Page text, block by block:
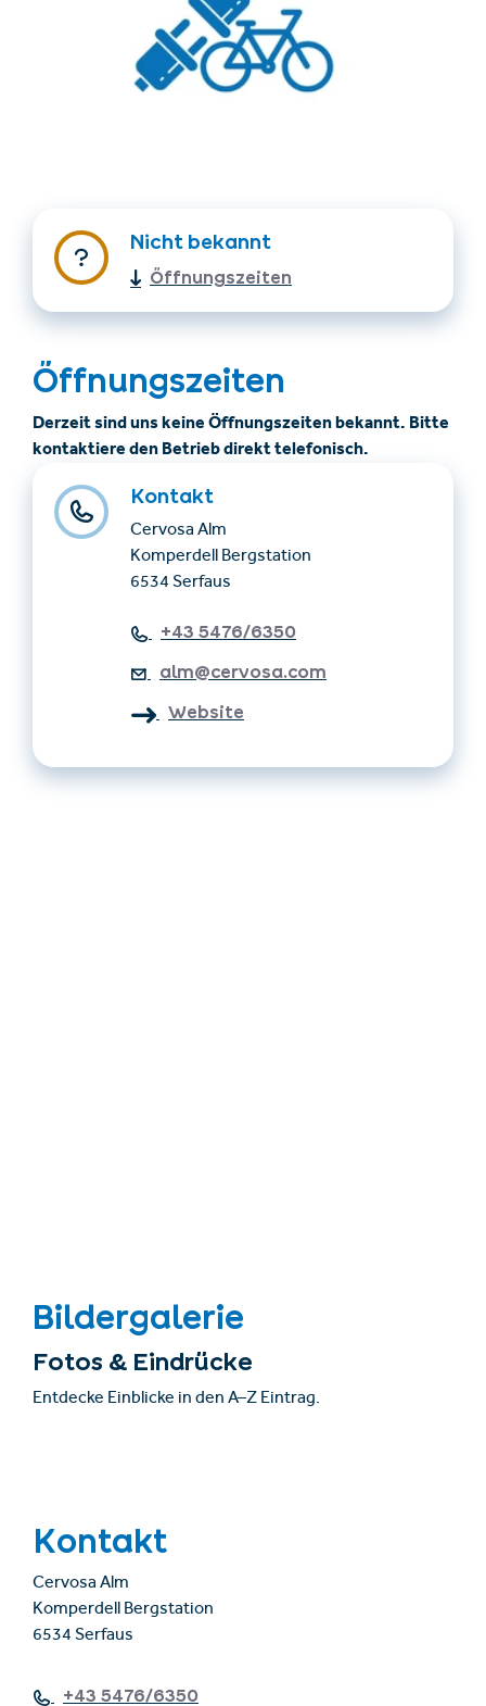
Unterkünfte finden
Ticket- &
info@serfaus-fiss-ladis.at
Nicht bekannt
Öffnungszeiten
Öffnungszeiten
Derzeit sind uns keine Öffnungszeiten bekannt. Bitte
kontaktiere den Betrieb direkt telefonisch.
Kontakt
Cervosa Alm
Komperdell Bergstation
6534 Serfaus
+43 5476/6350
alm@cervosa.com
Website
Bildergalerie
Fotos & Eindrücke
Entdecke Einblicke in den A–Z Eintrag.
Kontakt
Cervosa Alm
Komperdell Bergstation
6534 Serfaus
+43 5476/6350